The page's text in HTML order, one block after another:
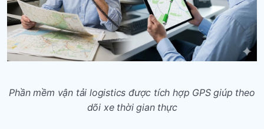
Phần mềm vận tải logistics được tích hợp GPS giúp theo
dõi xe thời gian thực